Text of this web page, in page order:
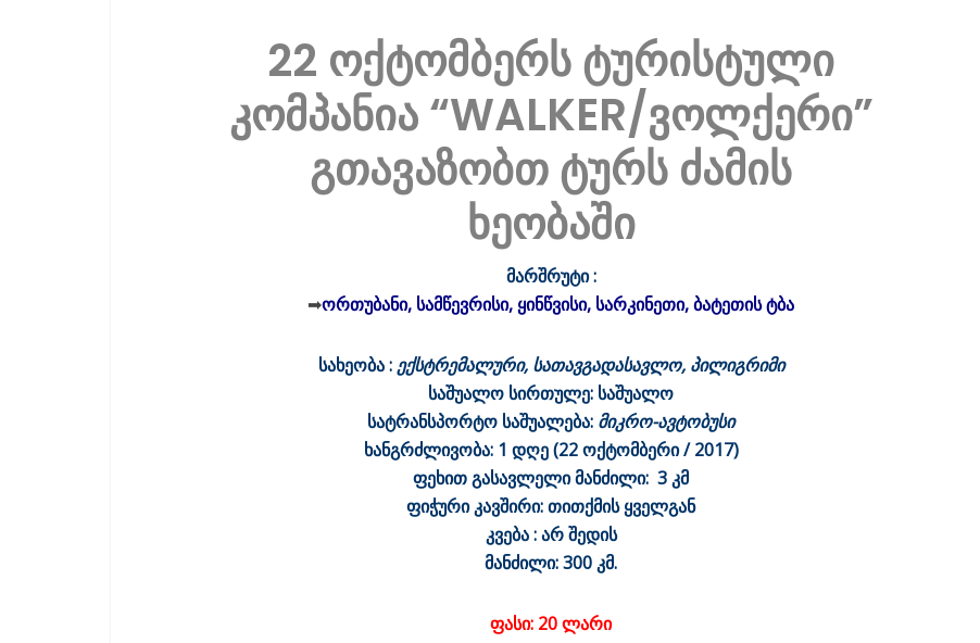
22 ოქტომბერს ტურისტული
კომპანია “WALKER/ვოლქერი”
გთავაზობთ ტურს ძამის
ხეობაში
მარშრუტი :
➡ორთუბანი, სამწევრისი, ყინწვისი, სარკინეთი, ბატეთის ტბა
სახეობა :ექსტრემალური, სათავგადასავლო, პილიგრიმი
საშუალო სირთულე: საშუალო
სატრანსპორტო საშუალება: მიკრო-ავტობუსი
ხანგრძლივობა: 1 დღე (22 ოქტომბერი / 2017)
ფეხით გასავლელი მანძილი: 3 კმ
ფიჭური კავშირი: თითქმის ყველგან
კვება : არ შედის
მანძილი: 300 კმ.
ფასი: 20 ლარი